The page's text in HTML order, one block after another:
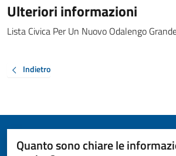
Ulteriori informazioni
Lista Civica Per Un Nuovo Odalengo
Indietro
Quanto sono chiare le